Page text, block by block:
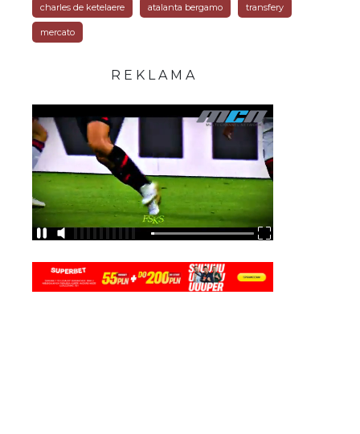
charles de ketelaere atalanta bergamo transfery
mercato
R E K L A M A